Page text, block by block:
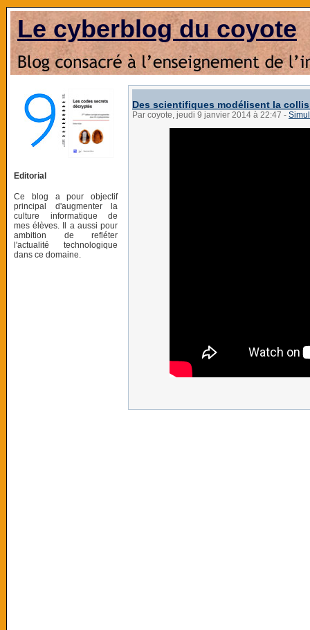
Le cyberblog du coyote
Editorial
Ce blog a pour objectif
principal d'augmenter la
culture informatique de
mes élèves. Il a aussi pour
ambition de refléter
l'actualité technologique
dans ce domaine.
Des scientifiques modélisent la
Par coyote, jeudi 9 janvier 2014 à 22:47 -